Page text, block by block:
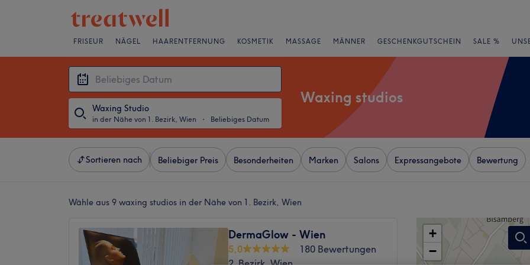
FRISEUR NÄGEL HAARENTFERNUNG KOSMETIK MASSAGE MÄNNER GESCHENKGUTSCHEIN SALE %
Waxing Studio
in der Nähe von 1. Bezirk, Wien ・ Beliebiges Datum
Waxing studios
Sortieren nach Beliebiger Preis Besonderheiten Marken Salons Expressangebote Bewertung
Wähle aus 9 waxing studios in der Nähe von 1. Bezirk, Wien
DermaGlow - Wien
5,0
180 Bewertungen
+
−